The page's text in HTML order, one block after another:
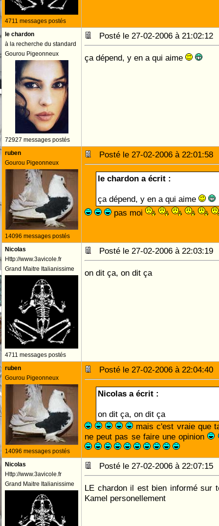
4711 messages postés
le chardon
à la recherche du standard
Gourou Pigeonneux
72927 messages postés
Posté le 27-02-2006 à
ça dépend, y en a qui aime
ruben
Gourou Pigeonneux
14096 messages postés
Posté le 27-02-2006 à
le chardon a écrit :
ça dépend, y en a qui aime
pas moi
Nicolas
Http://www.3avicole.fr
Grand Maitre Italianissime
4711 messages postés
Posté le 27-02-2006 à
on dit ça, on dit ça
ruben
Gourou Pigeonneux
14096 messages postés
Posté le 27-02-2006 à
Nicolas a écrit :
on dit ça, on dit ça
mais c'est vraie que
ne peut pas se faire une opinion
Nicolas
Http://www.3avicole.fr
Grand Maitre Italianissime
Posté le 27-02-2006 à
LE chardon il est bien informé sur
Kamel personellement